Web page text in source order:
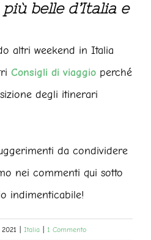
belle d’Italia e
altri weekend in Italia
Consigli di viaggio perché
degli itinerari
da condividere
nei commenti qui sotto
indimenticabile!
Italia 1 Commento